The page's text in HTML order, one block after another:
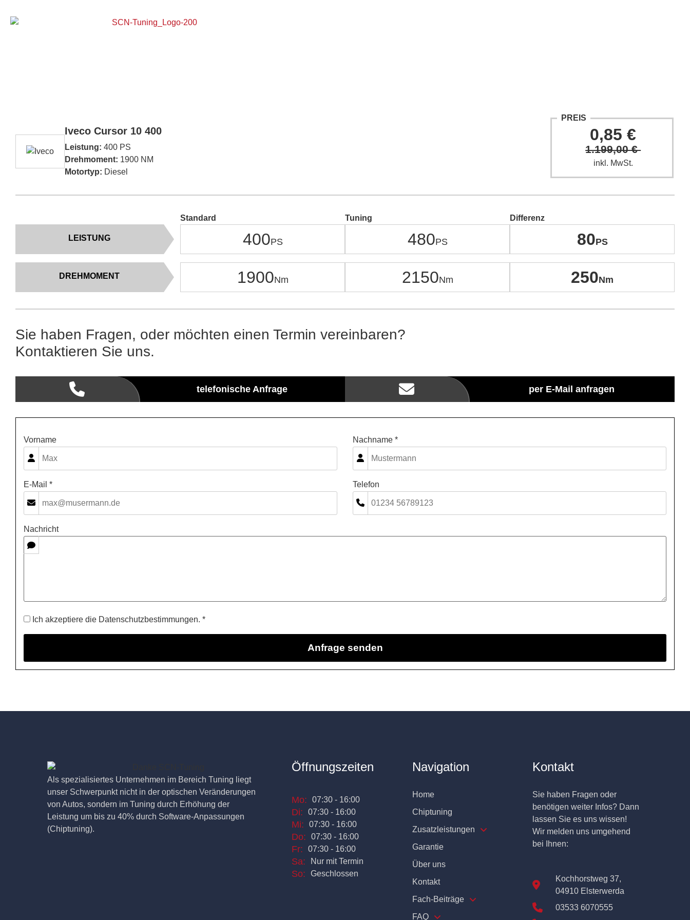
Iveco Cursor 10 400
Leistung: 400 PS
Drehmoment: 1900 NM
Motortyp: Diesel
PREIS
0,85 €
1.199,00 €
inkl. MwSt.
LEISTUNG
DREHMOMENT
Standard
400
1900
Tuning
480
2150
Differenz
80
250
Sie haben Fragen, oder möchten einen Termin vereinbaren?
Kontaktieren Sie uns.
telefonische Anfrage per E-Mail anfragen
Vorname Nachname *
E-Mail * Telefon
Nachricht
Ich akzeptiere die Datenschutzbestimmungen. *
Als spezialisiertes Unternehmen im Bereich Tuning liegt
unser Schwerpunkt nicht in der optischen Veränderungen
von Autos, sondern im Tuning durch Erhöhung der
Leistung um bis zu 40% durch Software-Anpassungen
(Chiptuning).
Öffnungszeiten
Mo: 07:30 - 16:00
Di: 07:30 - 16:00
Mi: 07:30 - 16:00
Do: 07:30 - 16:00
Fr: 07:30 - 16:00
Sa: Nur mit Termin
So: Geschlossen
Navigation
Home
Chiptuning
Zusatzleistungen
Garantie
Über uns
Kontakt
Fach-Beiträge
FAQ
Kontakt
Sie haben Fragen oder
benötigen weiter Infos? Dann
lassen Sie es uns wissen!
Wir melden uns umgehend
bei Ihnen:
Kochhorstweg 37,
04910 Elsterwerda
03533 6070555